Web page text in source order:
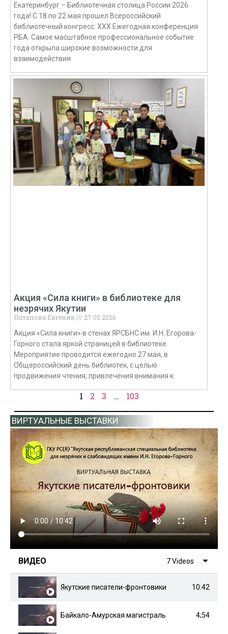
Екатеринбург – Библиотечная столица России 2026
года! С 18 по 22 мая прошел Всероссийский
библиотечный конгресс: XXX Ежегодная конференция
РБА. Самое масштабное профессиональное событие
года открыла широкие возможности для
взаимодействия
Акция «Сила книги» в библиотеке для
незрячих Якутии
Потапова Евгения
27.05.2026
Акция «Сила книги» в стенах ЯРСБНС им. И.Н. Егорова-
Горного стала яркой страницей в библиотеке.
Мероприятие проводится ежегодно 27 мая, в
Общероссийский день библиотек, с целью
продвижения чтения, привлечения внимания к
1 2 3 … 103
ВИРТУАЛЬНЫЕ ВЫСТАВКИ
ВИДЕО 7 Videos
Якутские писатели-фронтовики 10:42
Байкало-Амурская магистраль 4;54